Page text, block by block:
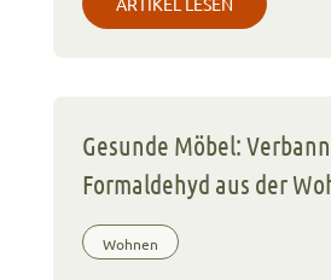
Gesunde Möbel:
Formaldehyd aus der
Wohnen